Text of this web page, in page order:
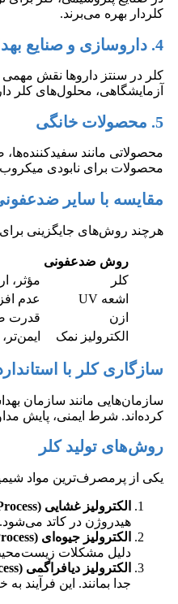
کلردار بهره می‌برند.
4. داروسازی و صنایع بهداشتی
کلر در سنتز داروها نقش مهمی
آزمایشگاهی، محلول‌های کلر
5. محصولات خانگی
محصولاتی مانند
محصولات برای نابودی
مقایسه با سایر
هرچند روش‌های جایگزینی
روش ضدعفونی
کلر
مؤثر،
اشعه UV
عدم
ازن
قدرت
الکترولیز نمک
سازگاری کلر با
کرده‌اند. شرط ایمنی، پایش
روش‌های تولید کلر
یکی از پرمصرف‌ترین مواد
الکترولیز غشایی (Membrane Cell Process):
هیدروژن در کاتد
الکترولیز جیوه‌ای (Mercury Cell Process):
دلیل مشکلات
الکترولیز دیافراگمی (Diaphragm Cell Process):
جدا بمانند. این فرآیند